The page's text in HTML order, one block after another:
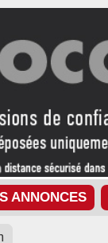
ANNONCES